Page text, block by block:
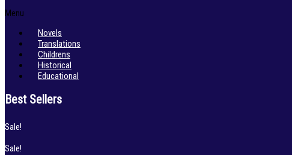
Menu
Novels
Translations
Childrens
Historical
Educational
Best Sellers
Sale!
Sale!